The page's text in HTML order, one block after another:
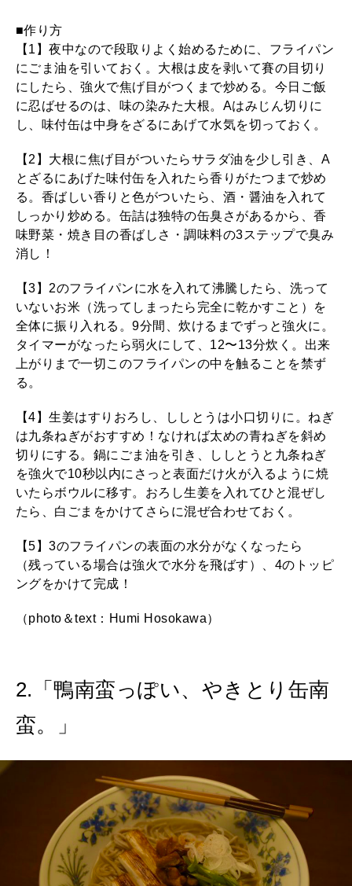
■作り方
【1】夜中なので段取りよく始めるために、フライパン
にごま油を引いておく。大根は皮を剥いて賽の目切り
にしたら、強火で焦げ目がつくまで炒める。今日ご飯
に忍ばせるのは、味の染みた大根。Aはみじん切りに
し、味付缶は中身をざるにあげて水気を切っておく。
【2】大根に焦げ目がついたらサラダ油を少し引き、A
とざるにあげた味付缶を入れたら香りがたつまで炒め
る。香ばしい香りと色がついたら、酒・醤油を入れて
しっかり炒める。缶詰は独特の缶臭さがあるから、香
味野菜・焼き目の香ばしさ・調味料の3ステップで臭み
消し！
【3】2のフライパンに水を入れて沸騰したら、洗って
いないお米（洗ってしまったら完全に乾かすこと）を
全体に振り入れる。9分間、炊けるまでずっと強火に。
タイマーがなったら弱火にして、12〜13分炊く。出来
上がりまで一切このフライパンの中を触ることを禁ず
る。
【4】生姜はすりおろし、ししとうは小口切りに。ねぎ
は九条ねぎがおすすめ！なければ太めの青ねぎを斜め
切りにする。鍋にごま油を引き、ししとうと九条ねぎ
を強火で10秒以内にさっと表面だけ火が入るように焼
いたらボウルに移す。おろし生姜を入れてひと混ぜし
たら、白ごまをかけてさらに混ぜ合わせておく。
【5】3のフライパンの表面の水分がなくなったら
（残っている場合は強火で水分を飛ばす）、4のトッピ
ングをかけて完成！
（photo＆text：Humi Hosokawa）
2.「鴨南蛮っぽい、やきとり缶南
蛮。」